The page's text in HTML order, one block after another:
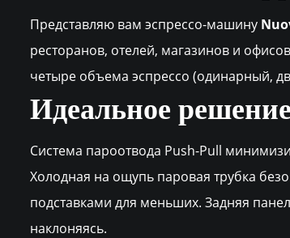
Представляю вам эспрессо-машину
ресторанов, отелей, магазинов и
четыре объема эспрессо (одинарный,
Идеальное
Система пароотвода Push-Pull
Холодная на ощупь паровая трубка
подставками для меньших. Задняя
наклоняясь.